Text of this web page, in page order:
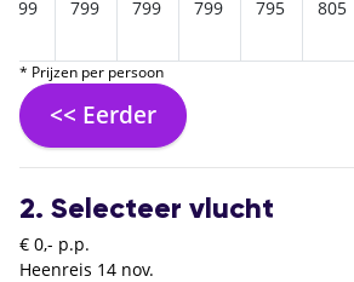
799 799 799 799 795 805
* Prijzen per persoon
<< Eerder
2. Selecteer vlucht
€ 0,- p.p.
Heenreis 14 nov.